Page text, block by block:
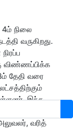
நிலை
வருகிறது.
விண்ணப்பிக்க
தேதி வரை
இந்த
தட்டச்சர்,
வரித்